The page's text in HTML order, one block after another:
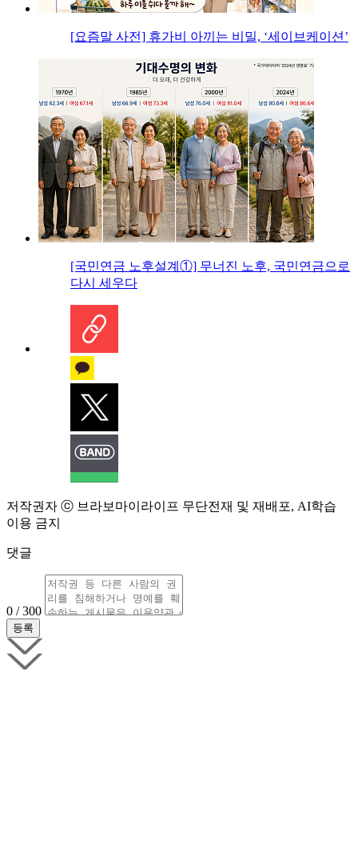
[요즘말 사전] 휴가비 아끼는 비밀, ‘세이브케이션’
[국민연금 노후설계①] 무너진 노후, 국민연금으로
다시 세우다
저작권자 ⓒ 브라보마이라이프 무단전재 및 재배포, AI학습
이용 금지
댓글
0 / 300